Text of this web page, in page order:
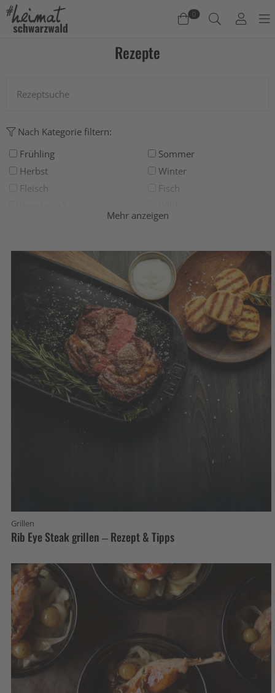
0
Rezepte
Nach Kategorie filtern:
Frühling
Sommer
Herbst
Winter
Fleisch
Fisch
Deftig
Süß
Backen
Mehr anzeigen
Grillen
Rib Eye Steak grillen – Rezept & Tipps